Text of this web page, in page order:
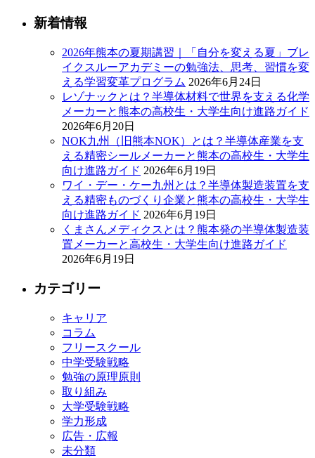
新着情報
2026年熊本の夏期講習｜「自分を変える夏」ブレ
イクスルーアカデミーの勉強法、思考、習慣を変
える学習変革プログラム 2026年6月24日
レゾナックとは？半導体材料で世界を支える化学
メーカーと熊本の高校生・大学生向け進路ガイド
2026年6月20日
NOK九州（旧熊本NOK）とは？半導体産業を支
える精密シールメーカーと熊本の高校生・大学生
向け進路ガイド 2026年6月19日
ワイ・デー・ケー九州とは？半導体製造装置を支
える精密ものづくり企業と熊本の高校生・大学生
向け進路ガイド 2026年6月19日
くまさんメディクスとは？熊本発の半導体製造装
置メーカーと高校生・大学生向け進路ガイド
2026年6月19日
カテゴリー
キャリア
コラム
フリースクール
中学受験戦略
勉強の原理原則
取り組み
大学受験戦略
学力形成
広告・広報
未分類